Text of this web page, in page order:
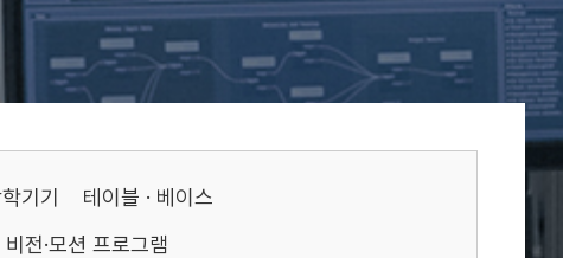
기기
테이블 · 베이스
비전·모션 프로그램